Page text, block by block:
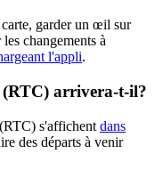
garder un œil sur
changements à
l'appli.
arrivera-t-il?
s'affichent dans
des départs à venir